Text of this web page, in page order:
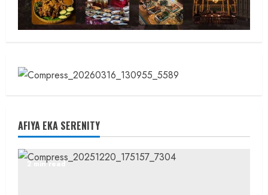
AFIYA EKA SERENITY
2 min read